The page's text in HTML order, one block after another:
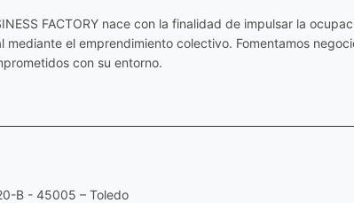
FACTORY nace con la finalidad de impulsar la
mediante el emprendimiento colectivo. Fomentamos
con su entorno.
B - 45005 – Toledo